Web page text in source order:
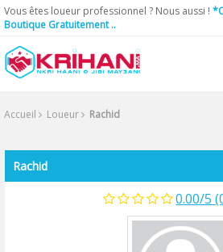
Vous êtes loueur professionnel ? Nous aussi !
Boutique Gratuitement ..
Accueil Loueur Rachid
Rachid
0.00/5